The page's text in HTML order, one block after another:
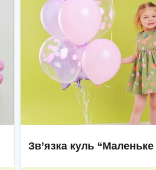
Зв’язка куль
Магазин
Доставка